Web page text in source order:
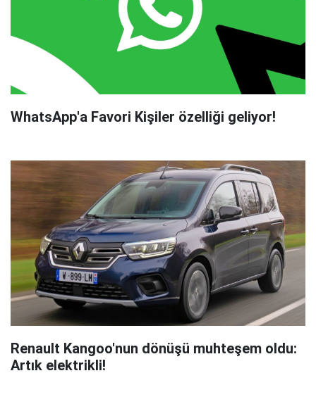
WhatsApp'a Favori Kişiler özelliği geliyor!
Renault Kangoo'nun dönüşü muhteşem oldu:
Artık elektrikli!